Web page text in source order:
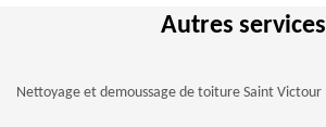
Autres services
Nettoyage et demoussage de toiture Saint Victour